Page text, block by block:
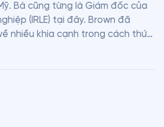
Bà cũng từng là Giám đốc của
(IRLE) tại đây. Brown đã
nhiều khía cạnh trong cách thức
kinh tế như các ngành công